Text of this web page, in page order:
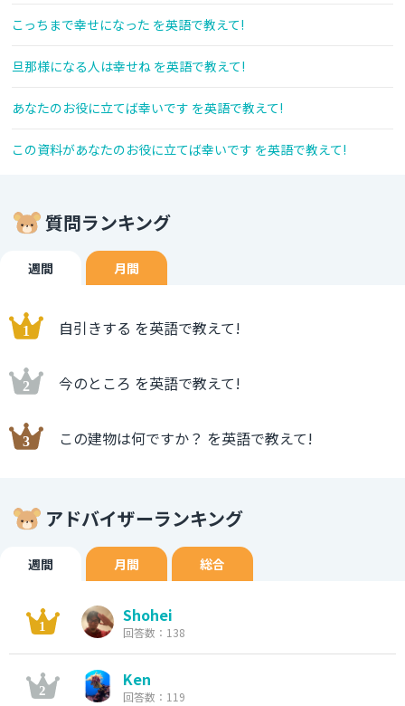
こっちまで幸せになった を英語で教えて!
旦那様になる人は幸せね を英語で教えて!
あなたのお役に立てば幸いです を英語で教えて!
この資料があなたのお役に立てば幸いです を英語で教えて!
質問ランキング
週間 月間
自引きする を英語で教えて!
今のところ を英語で教えて!
この建物は何ですか？ を英語で教えて!
アドバイザーランキング
週間 月間 総合
Shohei
回答数：138
Ken
回答数：119